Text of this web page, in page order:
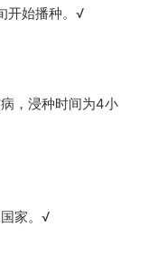
开始播种。√
，浸种时间为4小
家。√